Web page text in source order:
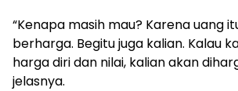
“Kenapa masih mau? Karena uang
berharga. Begitu juga kalian. Kalau
harga diri dan nilai, kalian akan
jelasnya.